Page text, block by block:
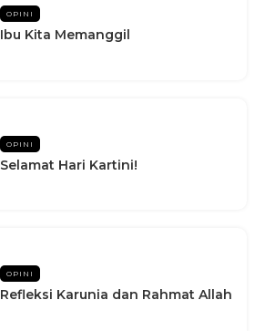
OPINI
Ibu Kita Memanggil
OPINI
Selamat Hari Kartini!
OPINI
Refleksi Karunia dan Rahmat Allah